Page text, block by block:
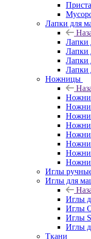
Лапки для
Лапки
Лапки
Лапки
Лапки
Ножницы
Иглы
Иглы для
Иглы
Иглы
Иглы
Иглы
Ткани